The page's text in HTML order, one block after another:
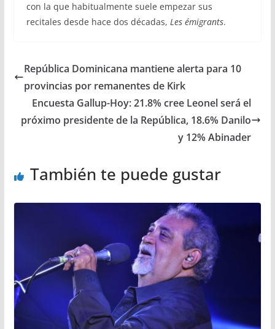
con la que habitualmente suele empezar sus
recitales desde hace dos décadas, Les émigrants.
República Dominicana mantiene alerta para 10
provincias por remanentes de Kirk
Encuesta Gallup-Hoy: 21.8% cree Leonel será el
próximo presidente de la República, 18.6% Danilo
y 12% Abinader
También te puede gustar